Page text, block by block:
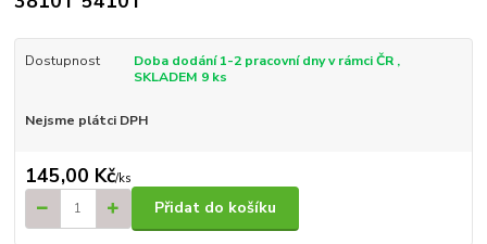
Dostupnost
Doba dodání 1-2 pracovní dny v rámci ČR ,
SKLADEM 9 ks
Nejsme plátci DPH
145,00 Kč/ks
Přidat do košíku